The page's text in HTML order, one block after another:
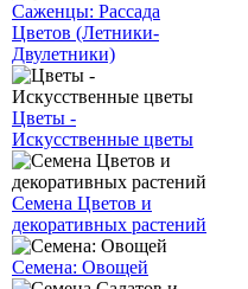
Саженцы: Рассада
Цветов (Летники-
Двулетники)
Цветы -
Искусственные цветы
Семена Цветов и
декоративных растений
Семена: Овощей